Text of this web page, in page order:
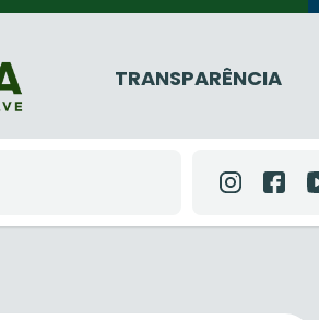
TRANSPARÊNCIA